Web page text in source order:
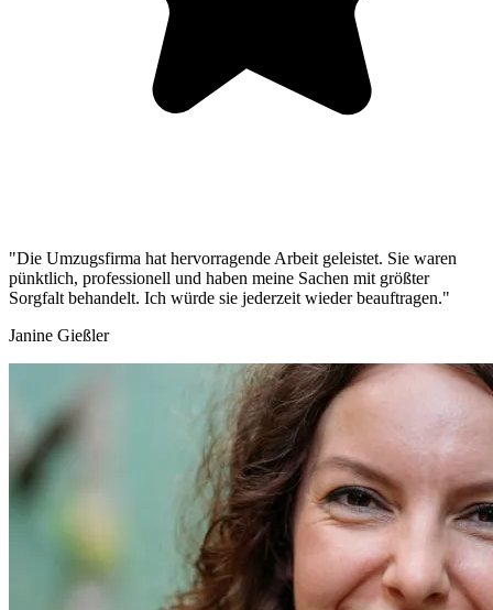
"Die Umzugsfirma hat hervorragende Arbeit geleistet. Sie waren
pünktlich, professionell und haben meine Sachen mit größter
Sorgfalt behandelt. Ich würde sie jederzeit wieder beauftragen."
Janine Gießler